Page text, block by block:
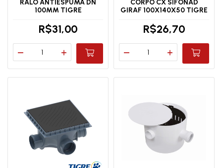
RALO ANTIESPUMA DN
100MM TIGRE
R$31,00
CORPO CX SIFONAD
GIRAF 100X140X50 TIGRE
R$26,70